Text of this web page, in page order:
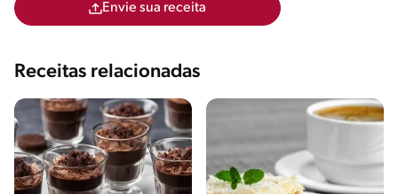
Envie sua receita
Receitas relacionadas